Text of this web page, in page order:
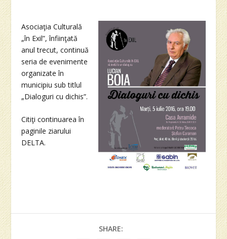
Asociaţia Culturală
„în Exil”, înfiinţată
anul trecut, continuă
seria de evenimente
organizate în
municipiu sub titlul
„Dialoguri cu dichis”.
Citiţi continuarea în
paginile ziarului
DELTA.
SHARE: